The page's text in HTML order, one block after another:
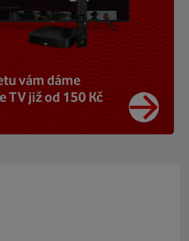
vám dáme
TV již od 150 Kč